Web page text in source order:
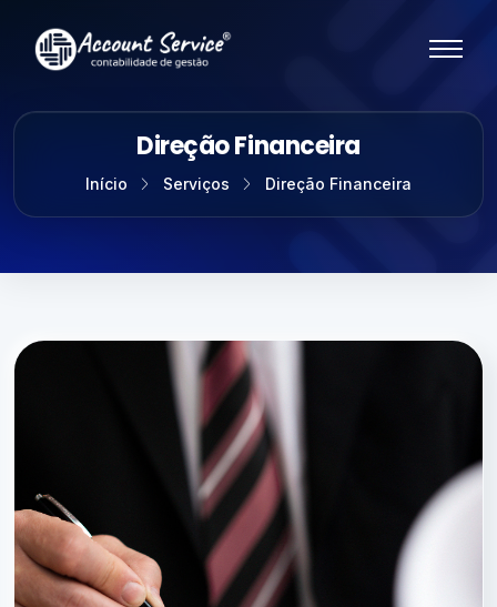
Direção Financeira
Início Serviços Direção Financeira